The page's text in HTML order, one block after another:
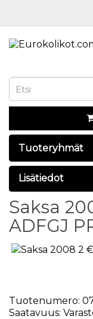
Tuoteryhmät
Lisätiedot
Saksa
ADFGJ
Tuotenumero:
Saatavuus: